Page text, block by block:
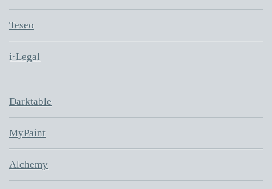
Teseo
i·Legal
Darktable
MyPaint
Alchemy